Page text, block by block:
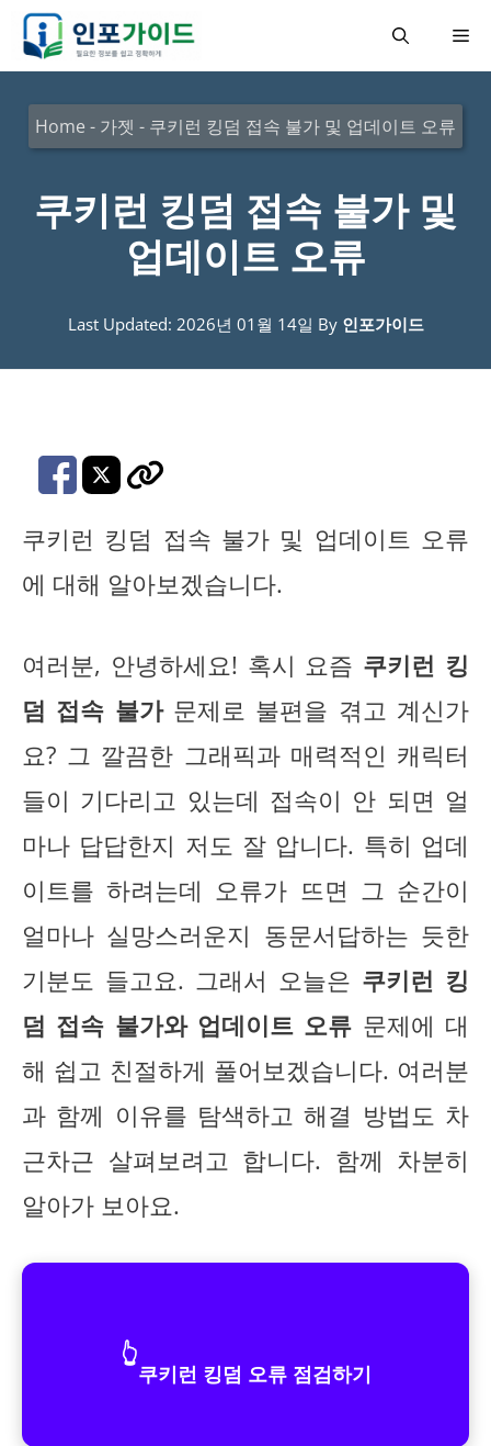
메
Home - 가젯 - 쿠키런 킹덤 접속 불가 및 업데이트 오류
쿠키런 킹덤 접속 불가 및
업데이트 오류
Last Updated: 2026년 01월 14일 By 인포가이드
쿠키런 킹덤 접속 불가 및 업데이트 오류
에 대해 알아보겠습니다.
여러분, 안녕하세요! 혹시 요즘 쿠키런 킹
덤 접속 불가문제로 불편을 겪고 계신가
요? 그 깔끔한 그래픽과 매력적인 캐릭터
들이 기다리고 있는데 접속이 안 되면 얼
마나 답답한지 저도 잘 압니다. 특히 업데
이트를 하려는데 오류가 뜨면 그 순간이
얼마나 실망스러운지 동문서답하는 듯한
기분도 들고요. 그래서 오늘은 쿠키런 킹
덤 접속 불가와 업데이트 오류 문제에 대
해 쉽고 친절하게 풀어보겠습니다. 여러분
과 함께 이유를 탐색하고 해결 방법도 차
근차근 살펴보려고 합니다. 함께 차분히
알아가 보아요.
👆
쿠키런 킹덤 오류 점검하기